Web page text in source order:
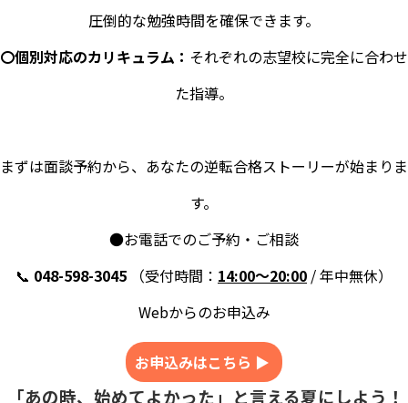
圧倒的な勉強時間を確保できます。
〇個別対応のカリキュラム： それぞれの志望校に完全に合わせ
た指導。
まずは面談予約から、あなたの逆転合格ストーリーが始まりま
す。
●お電話でのご予約・ご相談
📞 048-598-3045 （受付時間： 14:00〜20:00 / 年中無休）
Webからのお申込み
お申込みはこちら ▶
「あの時、始めてよかった」と言える夏にしよう！